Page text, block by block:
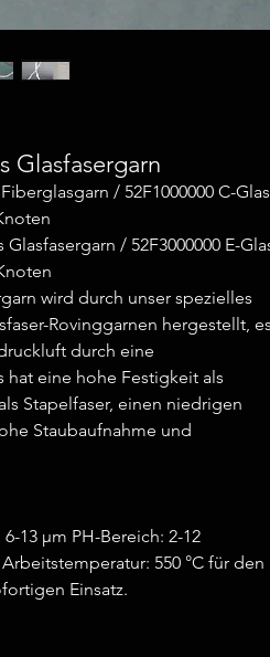
Glasfasergarn
/ 52F1000000 C-
Glasfasergarn / 52F3000000 E-
wird durch unser spezielles
Rovinggarnen hergestellt, es
durch eine
hat eine hohe Festigkeit als
Stapelfaser, einen niedrigen
Staubaufnahme und
13 μm PH-Bereich: 2-12
550 °C für den
Einsatz.